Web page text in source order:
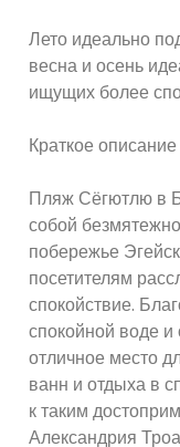
Лето идеально
весна и осень
ищущих более
Краткое описание
Пляж Сёгютлю в
собой
побережье
посетителям
спокойствие.
спокойной воде
отличное место
ванн и отдыха в
к таким
Александрия